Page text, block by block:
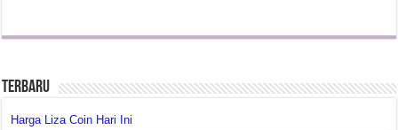
Terbaru
Harga Liza Coin Hari Ini